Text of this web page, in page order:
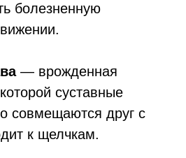
болезненную
― врожденная
суставные
совмещаются друг с
к щелчкам.